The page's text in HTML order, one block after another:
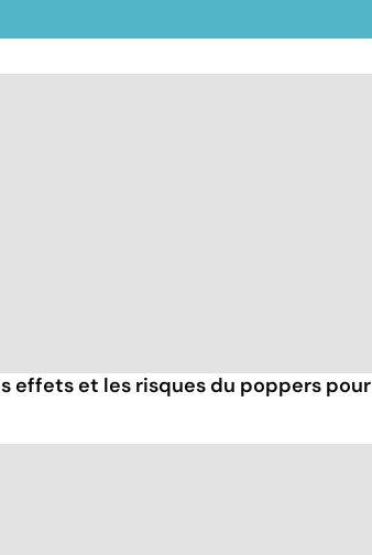
effets et les risques du poppers pour